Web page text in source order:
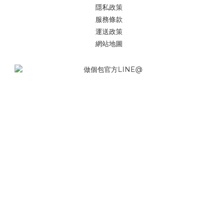
隱私政策
服務條款
運送政策
網站地圖